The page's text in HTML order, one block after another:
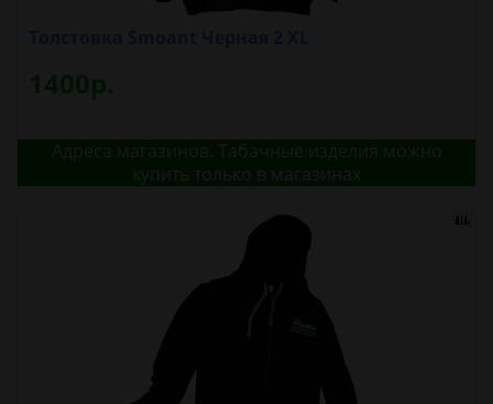
1400р.
Адреса магазинов. Табачные изделия можно
купить только в магазинах